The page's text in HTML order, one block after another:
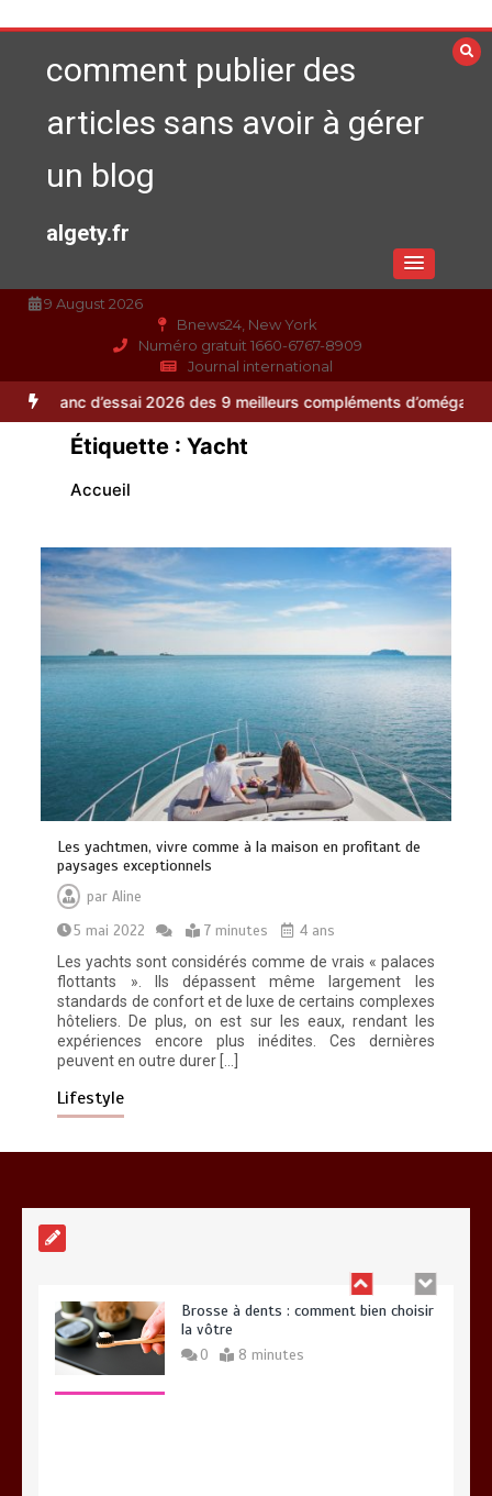
au
contenucomment publier des
articles sans avoir à gérer
un blog
algety.fr
9 August 2026
Bnews24, New York
Numéro gratuit 1660-6767-8909
Journal international
2026 des 9 meilleurs compléments d’oméga 3 Alimentation
Étiquette : Yacht
Accueil
Les yachtmen, vivre comme à la maison en profitant de
paysages exceptionnels
parAline
5 mai 2022
7 minutes
4 ans
Les yachts sont considérés comme de vrais « palaces
flottants ». Ils dépassent même largement les
standards de confort et de luxe de certains complexes
hôteliers. De plus, on est sur les eaux, rendant les
expériences encore plus inédites. Ces dernières
peuvent en outre durer […]
Lifestyle
Vitalité au quotidien : découvrez notre
banc d’essai 2026 des 9 meilleurs
compléments d’oméga 3
0 24 minutes
sépare le bon de l’excellent
Alimentation équilibrée : ses bienfaits
Brosse à dents : comment bien choisir
la vôtre
0 8 minutes